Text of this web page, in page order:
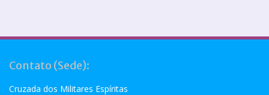
Contato (Sede):
Cruzada dos Militares Espíritas